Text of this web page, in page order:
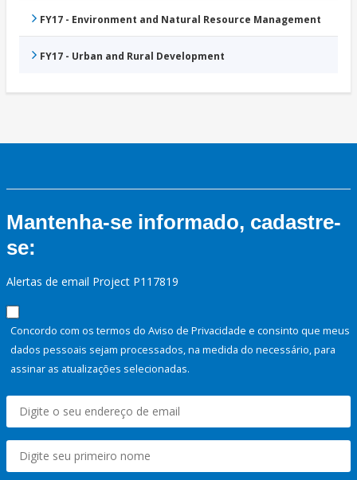
FY17 - Environment and Natural Resource Management
FY17 - Urban and Rural Development
Mantenha-se informado, cadastre-
se:
Alertas de email Project P117819
Concordo com os termos do Aviso de Privacidade e consinto que meus
dados pessoais sejam processados, na medida do necessário, para
assinar as atualizações selecionadas.